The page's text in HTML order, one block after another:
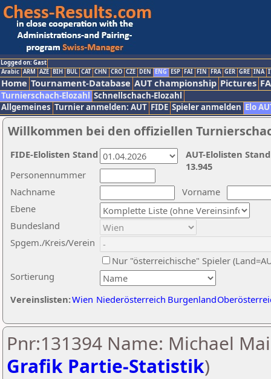
Logged on: Gast
Arabic ARM AZE BIH BUL CAT CHN CRO CZE DEN ENG ESP FAI FIN FRA GER GRE INA
Home Tournament-Database AUT championship Pictures
Turnierschach-Elozahl Schnellschach-Elozahl
Allgemeines Turnier anmelden: AUT FIDE Spieler anmelden Elo
Willkommen bei den offiziellen
Nachname
Vorname
Ebene
Sortierung
Personennummer
Bundesland
Spgem./Kreis/Verein
Nur "österreichische" Spieler
Vereinslisten:Wien Niederösterreich Burgenland
AUT-Elolisten
13.945
FIDE-Elolisten Stand
Pnr:131394 Name: Michael
Grafik Partie-Statistik)